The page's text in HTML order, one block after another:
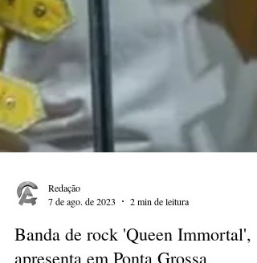
7 de ago. de 2023
2 min de leitura